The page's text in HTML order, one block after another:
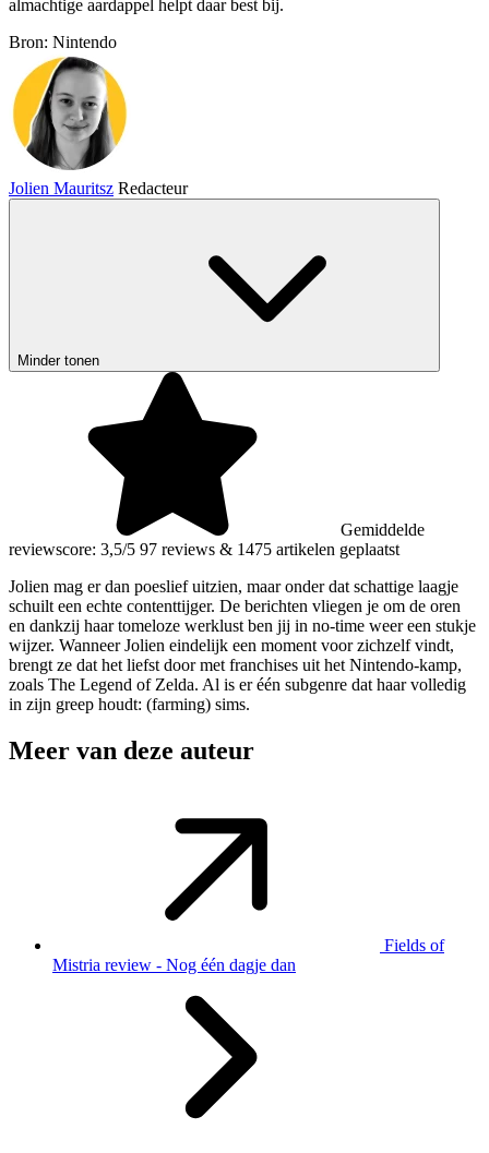
almachtige aardappel helpt daar best bij.
Bron: Nintendo
Jolien Mauritsz Redacteur
Minder tonen
Gemiddelde
reviewscore: 3,5/5 97 reviews & 1475 artikelen geplaatst
Jolien mag er dan poeslief uitzien, maar onder dat schattige laagje
schuilt een echte contenttijger. De berichten vliegen je om de oren
en dankzij haar tomeloze werklust ben jij in no-time weer een stukje
wijzer. Wanneer Jolien eindelijk een moment voor zichzelf vindt,
brengt ze dat het liefst door met franchises uit het Nintendo-kamp,
zoals The Legend of Zelda. Al is er één subgenre dat haar volledig
in zijn greep houdt: (farming) sims.
Meer van deze auteur
Fields of
Mistria review - Nog één dagje dan